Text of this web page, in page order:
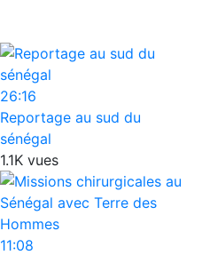
26:16
Reportage au sud du
sénégal
1.1K vues
11:08